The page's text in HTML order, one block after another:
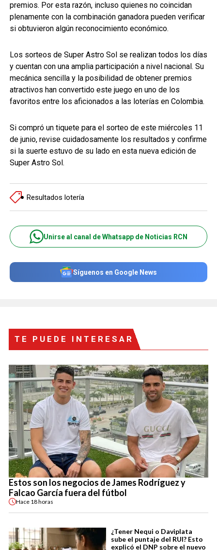
premios. Por esta razón, incluso quienes no coincidan
plenamente con la combinación ganadora pueden verificar
si obtuvieron algún reconocimiento económico.
Los sorteos de Super Astro Sol se realizan todos los días
y cuentan con una amplia participación a nivel nacional. Su
mecánica sencilla y la posibilidad de obtener premios
atractivos han convertido este juego en uno de los
favoritos entre los aficionados a las loterías en Colombia.
Si compró un tiquete para el sorteo de este miércoles 11
de junio, revise cuidadosamente los resultados y confirme
si la suerte estuvo de su lado en esta nueva edición de
Super Astro Sol.
Resultados lotería
Unirse al canal de Whatsapp de Noticias RCN
Síguenos en Google News
TE PUEDE INTERESAR
Estos son los negocios de James Rodríguez y
Falcao García fuera del fútbol
Hace 18 horas
¿Tener Nequi o Daviplata
sube el puntaje del RUI? Esto
explicó el DNP sobre el nuevo